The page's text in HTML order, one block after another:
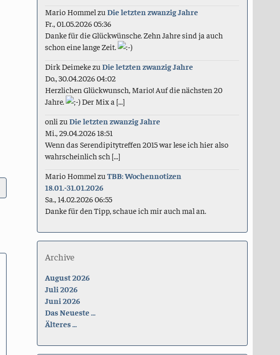
Mario Hommel zuDie letzten zwanzig Jahre
Fr., 01.05.2026 05:36
Danke für die Glückwünsche. Zehn Jahre sind ja auch
schon eine lange Zeit.
Dirk DeimekezuDie letzten zwanzig Jahre
Do., 30.04.2026 04:02
Herzlichen Glückwunsch, Mario! Auf die nächsten 20
Jahre.
Der Mix a [...]
onli zuDie letzten zwanzig Jahre
Mi., 29.04.2026 18:51
Wenn das Serendipitytreffen 2015 war lese ich hier also
wahrscheinlich sch [...]
Mario Hommel zuTBB: Wochennotizen
18.01.-31.01.2026
Sa., 14.02.2026 06:55
Danke für den Tipp, schaue ich mir auch mal an.
Archive
August 2026
Juli 2026
Juni 2026
Das Neueste ...
Älteres ...